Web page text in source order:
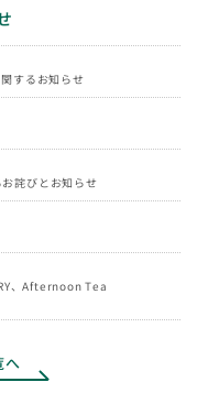
登録を行い複数回の
会員IDのご記入がない
認出来ない方は、ご予
、ご注意ください。
約番号）とAfternoon
面をスタッフにご提示く
ただけません。
場合、先行試食にご参
の開始時間に遅れた場
。大幅に遅れてご来店
セル料を頂戴する場合
。お支払は、現金・クレ
決済方法にてお受けいた
ールでご連絡をいたし
す。（先着順）
するお知らせ
詫びとお知らせ
、Afternoon Tea
へ